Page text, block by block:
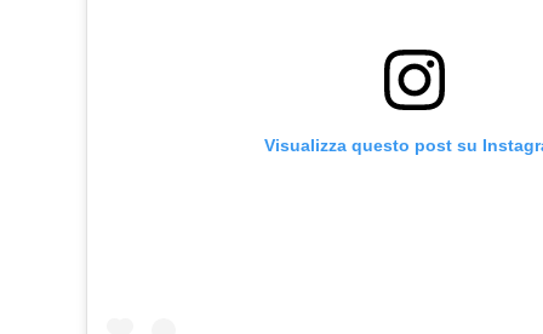
Visualizza questo post su